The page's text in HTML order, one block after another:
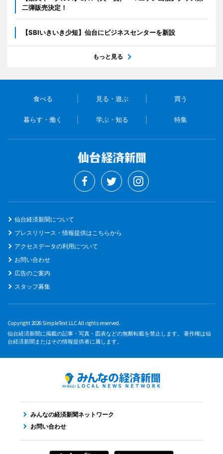
二弾販売決定！
【SBIいきいき少短】仙台にビジネスセンターを新設
もっと見る
食べる 見る・遊ぶ 買う
暮らす・働く 学ぶ・知る 特集
仙台経済新聞について
プレスリリース・情報提供はこちらから
アクセスデータの利用について
お問い合わせ
広告のご案内
スタッフ募集
Copyright 2026 SimpleText LLC All rights reserved.
仙台経済新聞に掲載の記事・写真・図表などの無断転載を禁止します。 著作権は仙
台経済新聞またはその情報提供者に属します。
みんなの経済新聞ネットワーク
お問い合わせ